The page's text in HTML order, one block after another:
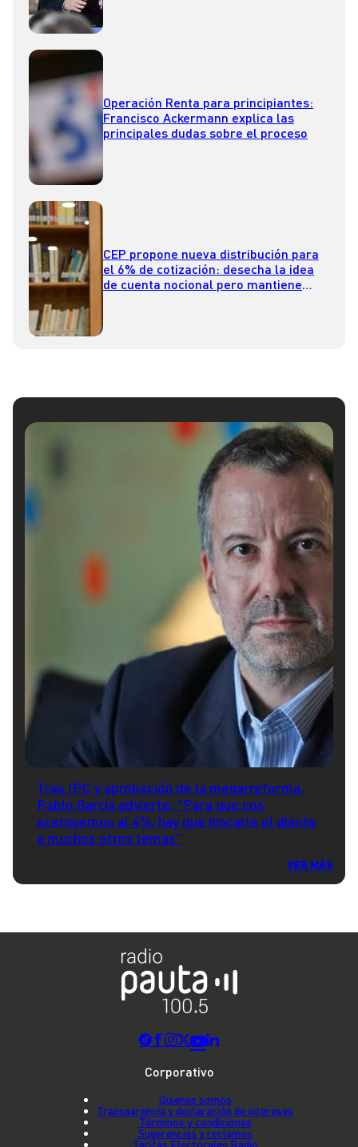
Operación Renta para principiantes:
Francisco Ackermann explica las
principales dudas sobre el proceso
CEP propone nueva distribución para
el 6% de cotización: desecha la idea
de cuenta nocional pero mantiene
Tras IPC y aprobación de la megarreforma,
Pablo García advierte: "Para que nos
acerquemos al 4%, hay que hincarle el diente
a muchos otros temas"
VER MÁS
Corporativo
Quienes somos
Transparencia y declaración de intereses
Términos y condiciones
Sugerencias y reclamos
Tarifas Electorales Radio